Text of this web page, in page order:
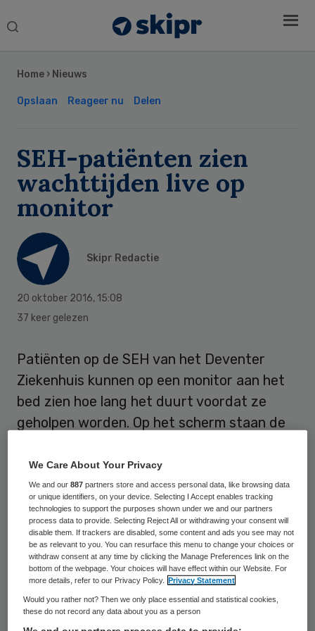
Search
Home › Nieuws
Opslaan Reageer nu Delen
SEH-patiënten zien
wachttijden live op
monitor
Skipr Redactie
20 oktober 2016, 15:08
37 keer gelezen
Patiënten op de SEH van het Deventer
Ziekenhuis kunnen op een monitor aan het
bed zien hoe lang het duurt voordat ze
geholpen worden. Op het scherm staan de
gemiddelde verblijftijd en het aantal
personen dat wacht op de arts.
Het Deventer Ziekenhuisheeft het
systeem dit weekend in gebruik genomen
en heeft daarmee een primeur voor
Nederland.
Sidebar
We Care About Your Privacy
We and our887 partners store and access personal data, like browsing data
or unique identifiers, on your device. Selecting I Accept enables tracking
technologies to support the purposes shown under we and our partners
process data to provide. Selecting Reject All or withdrawing your consent will
disable them. If trackers are disabled, some content and ads you see may not
be as relevant to you. You can resurface this menu to change your choices or
withdraw consent at any time by clicking the Manage Preferences link on the
bottom of the webpage. Your choices will have effect within our Website. For
more details, refer to our Privacy Policy.
Privacy Statement
Would you rather not? Then we only place essential and statistical cookies,
these do not record any data about you as a person